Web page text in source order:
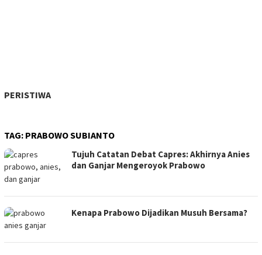
PERISTIWA
TAG: PRABOWO SUBIANTO
Tujuh Catatan Debat Capres: Akhirnya Anies
dan Ganjar Mengeroyok Prabowo
Kenapa Prabowo Dijadikan Musuh Bersama?